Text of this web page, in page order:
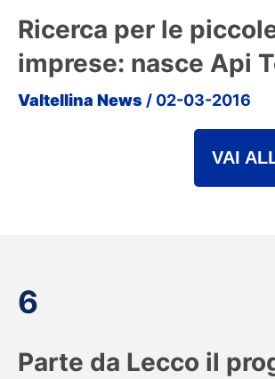
Ricerca per le
imprese: nasce Api
Valtellina News / 02-03-2016
VAI
6
Parte da Lecco il